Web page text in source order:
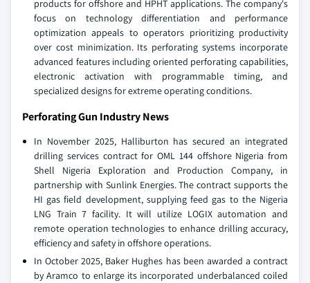
products for offshore and HPHT applications. The company's
focus on technology differentiation and performance
optimization appeals to operators prioritizing productivity
over cost minimization. Its perforating systems incorporate
advanced features including oriented perforating capabilities,
electronic activation with programmable timing, and
specialized designs for extreme operating conditions.
Perforating Gun Industry News
In November 2025, Halliburton has secured an integrated
drilling services contract for OML 144 offshore Nigeria from
Shell Nigeria Exploration and Production Company, in
partnership with Sunlink Energies. The contract supports the
HI gas field development, supplying feed gas to the Nigeria
LNG Train 7 facility. It will utilize LOGIX automation and
remote operation technologies to enhance drilling accuracy,
efficiency and safety in offshore operations.
In October 2025, Baker Hughes has been awarded a contract
by Aramco to enlarge its incorporated underbalanced coiled